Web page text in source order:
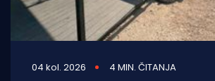
04 kol. 2026 4 MIN. ČITANJA